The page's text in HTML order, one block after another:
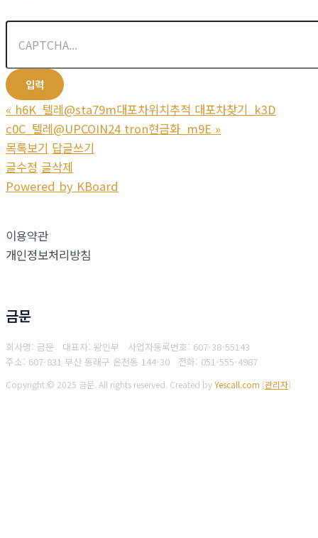
« h6K_텔레@sta79m대포차위치추적 대포차찾기_k3D
c0C_텔레@UPCOIN24 tron현금화_m9E »
목록보기 답글쓰기
글수정 글삭제
Powered by KBoard
이용약관
개인정보처리방침
금문
회사명: 금문 대표자: 왕인부 사업자등록번호: 607-38-55143
주소: 607-831 부산 동래구 온천동 144-30 전화: 051-555-4987
Copyright © 2025 금문. All rights reserved. Created byYescall.com [관리자]